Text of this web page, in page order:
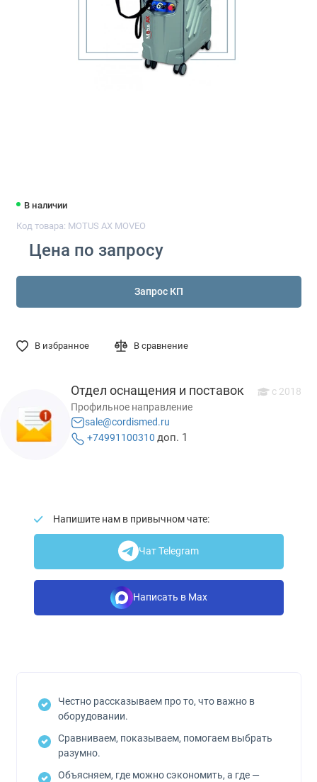
В наличии
Код товара: MOTUS AX MOVEO
Цена по запросу
Запрос КП
В избранное В сравнение
Отдел оснащения и поставок с 2018
Профильное направление
sale@cordismed.ru
+74991100310 доп. 1
Напишите нам в привычном чате:
Чат Telegram
Написать в Max
Честно рассказываем про то, что важно в
оборудовании.
Сравниваем, показываем, помогаем выбрать
разумно.
Объясняем, где можно сэкономить, а где —